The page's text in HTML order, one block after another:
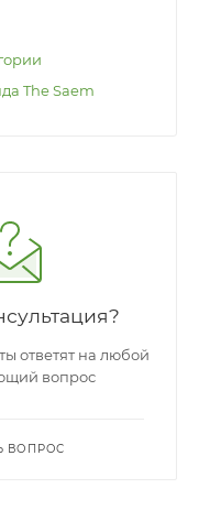
The Saem
ответят на любой
вопрос
ВОПРОС